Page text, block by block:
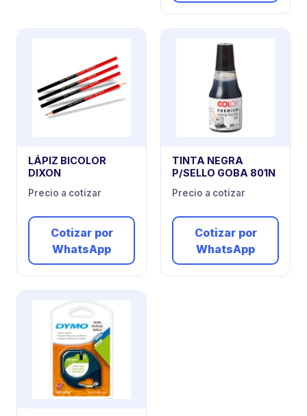
LÁPIZ BICOLOR
DIXON
Precio a cotizar
Cotizar por
WhatsApp
TINTA NEGRA
P/SELLO GOBA 801N
Precio a cotizar
Cotizar por
WhatsApp